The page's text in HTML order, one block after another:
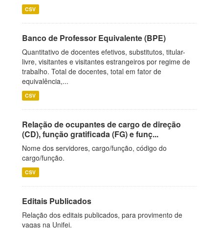
CSV
Banco de Professor Equivalente (BPE)
Quantitativo de docentes efetivos, substitutos, titular-
livre, visitantes e visitantes estrangeiros por regime de
trabalho. Total de docentes, total em fator de
equivalência,...
CSV
Relação de ocupantes de cargo de direção
(CD), função gratificada (FG) e funç...
Nome dos servidores, cargo/função, código do
cargo/função.
CSV
Editais Publicados
Relação dos editais publicados, para provimento de
vagas na Unifei.